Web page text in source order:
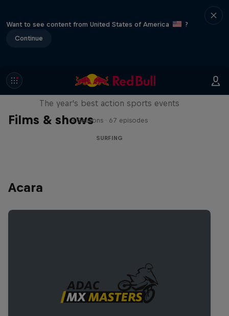
Want to see content from United States of America
?
Continue
Films & shows
Red Bull Signature Series
The year's best action sports events
9 Seasons · 67 episodes
SURFING
Acara